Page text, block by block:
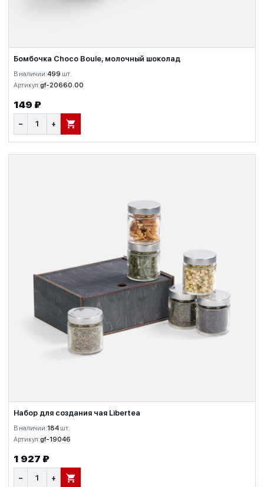
Бомбочка Choсo Boule, молочный шоколад
В наличии:499 шт.
Артикул:gf-20660.00
149 ₽
− + В КОРЗИНУ
Набор для создания чая Libertea
В наличии:184 шт.
Артикул:gf-19046
1 927 ₽
− + В КОРЗИНУ